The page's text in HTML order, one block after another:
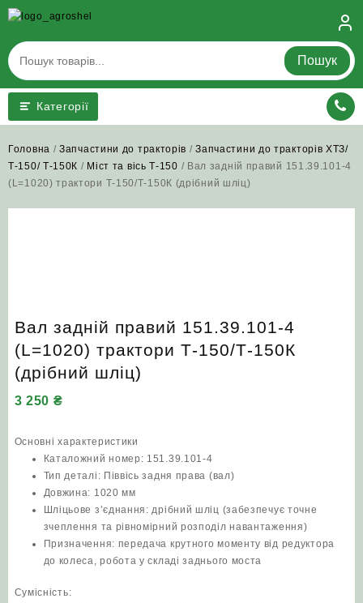
Skip
to
content
Пошук
Категорії
Головна /Запчастини до тракторів /Запчастини до тракторів ХТЗ/
Т-150/ Т-150К / Міст та вісь Т-150 / Вал задній правий 151.39.101-4
(L=1020) трактори Т-150/Т-150К (дрібний шліц)
Вал задній правий 151.39.101-4
(L=1020) трактори Т-150/Т-150К
(дрібний шліц)
3 250 ₴
Основні характеристики
Каталожний номер: 151.39.101-4
Тип деталі: Піввісь задня права (вал)
Довжина: 1020 мм
Шліцьове з’єднання: дрібний шліц (забезпечує точне
зчеплення та рівномірний розподіл навантаження)
Призначення: передача крутного моменту від редуктора
до колеса, робота у складі заднього моста
Сумісність: